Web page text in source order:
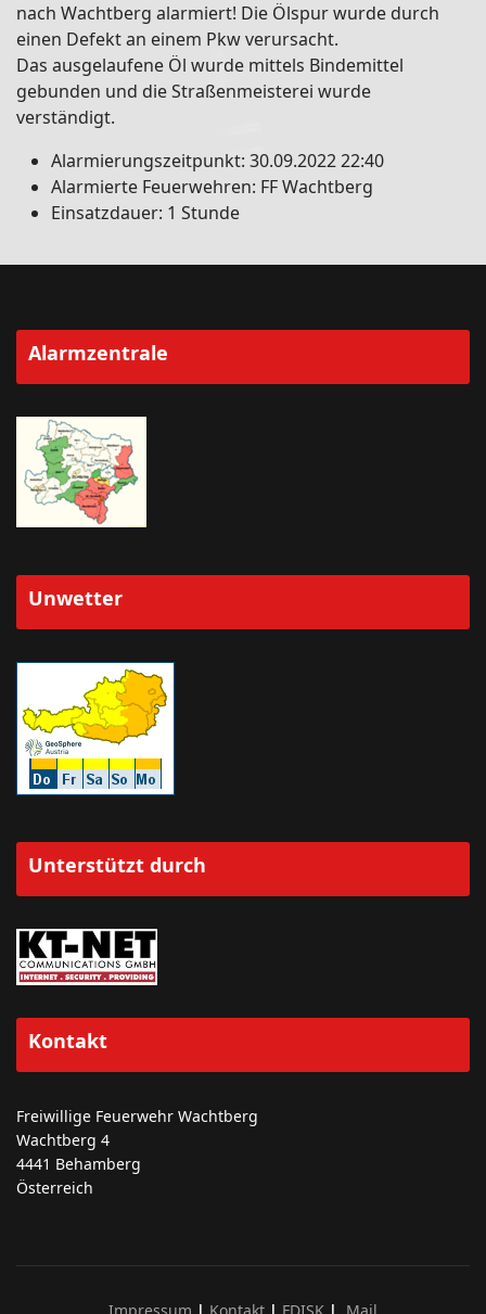
nach Wachtberg alarmiert! Die Ölspur wurde durch
einen Defekt an einem Pkw verursacht.
Das ausgelaufene Öl wurde mittels Bindemittel
gebunden und die Straßenmeisterei wurde
verständigt.
Alarmierungszeitpunkt: 30.09.2022 22:40
Alarmierte Feuerwehren: FF Wachtberg
Einsatzdauer: 1 Stunde
Alarmzentrale
Unwetter
Unterstützt durch
Kontakt
Freiwillige Feuerwehr Wachtberg
Wachtberg 4
4441 Behamberg
Österreich